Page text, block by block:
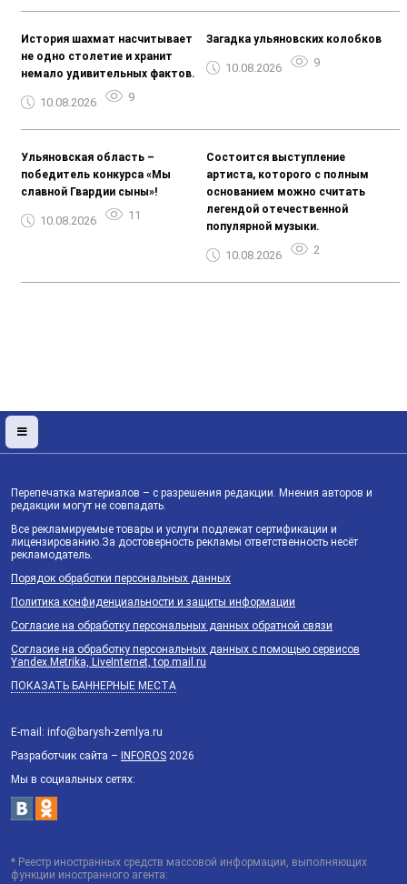
История шахмат насчитывает
не одно столетие и хранит
немало удивительных фактов.
10.08.2026 9
Загадка ульяновских колобков
10.08.2026 9
Ульяновская область –
победитель конкурса «Мы
славной Гвардии сыны»!
10.08.2026 11
Состоится выступление
артиста, которого с полным
основанием можно считать
легендой отечественной
популярной музыки.
10.08.2026 2
Перепечатка материалов – с разрешения редакции. Мнения авторов и
редакции могут не совпадать.
Все рекламируемые товары и услуги подлежат сертификации и
лицензированию.За достоверность рекламы ответственность несёт
рекламодатель.
Порядок обработки персональных данных
Политика конфиденциальности и защиты информации
Согласие на обработку персональных данных обратной связи
Согласие на обработку персональных данных с помощью сервисов
Yandex.Metrika, LiveInternet, top.mail.ru
ПОКАЗАТЬ БАННЕРНЫЕ МЕСТА
E-mail: info@barysh-zemlya.ru
Разработчик сайта – INFOROS 2026
Мы в социальных сетях:
* Реестр иностранных средств массовой информации, выполняющих
функции иностранного агента: